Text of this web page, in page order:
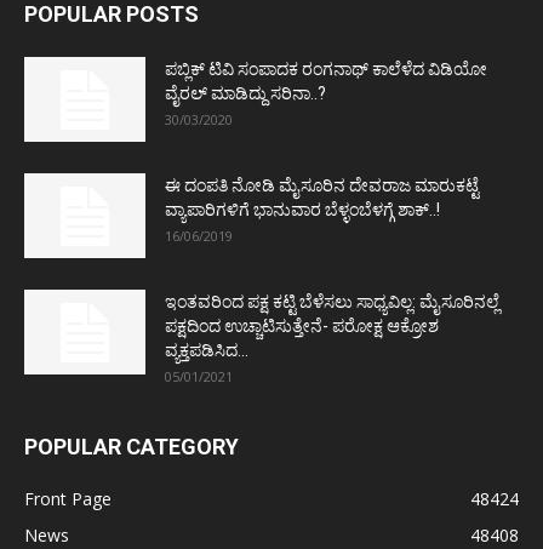
POPULAR POSTS
ಪಬ್ಲಿಕ್ ಟಿವಿ ಸಂಪಾದಕ ರಂಗನಾಥ್ ಕಾಲೆಳೆದ ವಿಡಿಯೋ
ವೈರಲ್ ಮಾಡಿದ್ದು ಸರಿನಾ..?
30/03/2020
ಈ ದಂಪತಿ ನೋಡಿ ಮೈಸೂರಿನ ದೇವರಾಜ ಮಾರುಕಟ್ಟೆ
ವ್ಯಾಪಾರಿಗಳಿಗೆ ಭಾನುವಾರ ಬೆಳ್ಳಂಬೆಳಗ್ಗೆ ಶಾಕ್..!
16/06/2019
ಇಂತವರಿಂದ ಪಕ್ಷ ಕಟ್ಟಿ ಬೆಳೆಸಲು ಸಾಧ್ಯವಿಲ್ಲ: ಮೈಸೂರಿನಲ್ಲೆ
ಪಕ್ಷದಿಂದ ಉಚ್ಚಾಟಿಸುತ್ತೇನೆ- ಪರೋಕ್ಷ ಆಕ್ರೋಶ
ವ್ಯಕ್ತಪಡಿಸಿದ...
05/01/2021
POPULAR CATEGORY
Front Page
48424
News
48408